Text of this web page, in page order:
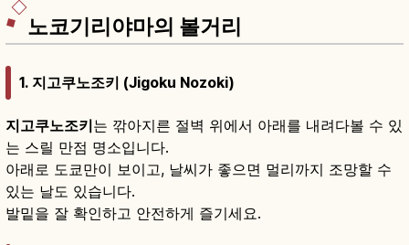
노코기리야마의 볼거리
1. 지고쿠노조키 (Jigoku Nozoki)
지고쿠노조키는 깎아지른 절벽 위에서 아래를 내려다볼 수 있
는 스릴 만점 명소입니다.
아래로 도쿄만이 보이고, 날씨가 좋으면 멀리까지 조망할 수
있는 날도 있습니다.
발밑을 잘 확인하고 안전하게 즐기세요.